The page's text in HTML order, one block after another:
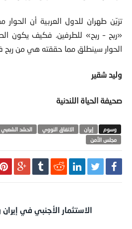
تزيّن طهران للدول العربية أن
«ربح – ربح» للطرفين. فكيف يكون
الحوار سينطلق مما حققته هي من ربح
وليد شقير
صحيفة الحياة اللندنية
‫‏إيران الاتفاق النووي الحشد الشعبي
مجلس الأمن
الاستثمار الأجنبي في إيران